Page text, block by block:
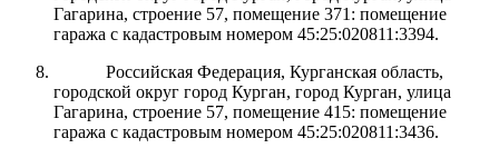
Гагарина, строение 57, помещение 371 : помещение
гаража с кадастровым номером 45:25:020811:3394.
Российская Федерация, Курганская область,
городской округ город Курган, город Курган, улица
Гагарина, строение 57, помещение 415: помещение
гаража с кадастровым номером 45:25:020811:3436.